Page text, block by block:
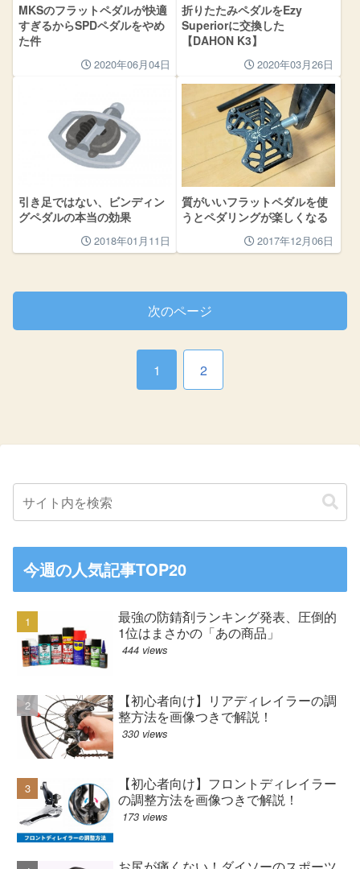
MKSのフラットペダルが快適
すぎるからSPDペダルをやめ
た件
2020年06月04日
折りたたみペダルをEzy
Superiorに交換した
【DAHON K3】
2020年03月26日
引き足ではない、ビンディン
グペダルの本当の効果
2018年01月11日
質がいいフラットペダルを使
うとペダリングが楽しくなる
2017年12月06日
次のページ
1 2
今週の人気記事TOP20
最強の防錆剤ランキング発表、圧倒的
1位はまさかの「あの商品」
444 views
【初心者向け】リアディレイラーの調
整方法を画像つきで解説！
330 views
【初心者向け】フロントディレイラー
の調整方法を画像つきで解説！
173 views